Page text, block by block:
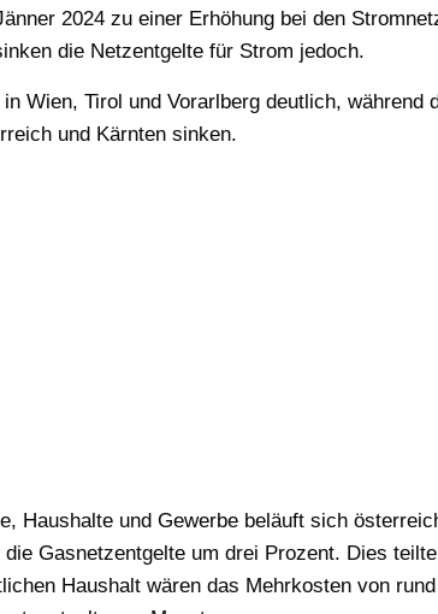
2024 zu einer Erhöhung bei den
die Netzentgelte für Strom jedoch.
Wien, Tirol und Vorarlberg deutlich, während
und Kärnten sinken.
Haushalte und Gewerbe beläuft sich
Gasnetzentgelte um drei Prozent. Dies
Haushalt wären das Mehrkosten von